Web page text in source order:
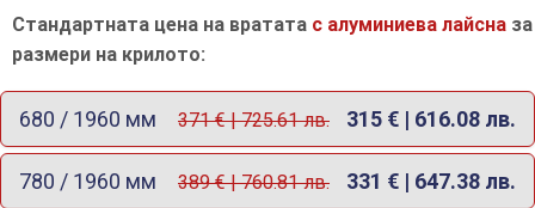
Стандартната цена на вратата с алуминиева лайсна за
размери на крилото:
680 / 1960 мм 371 € | 725.61 лв. 315 € | 616.08 лв.
780 / 1960 мм 389 € | 760.81 лв. 331 € | 647.38 лв.